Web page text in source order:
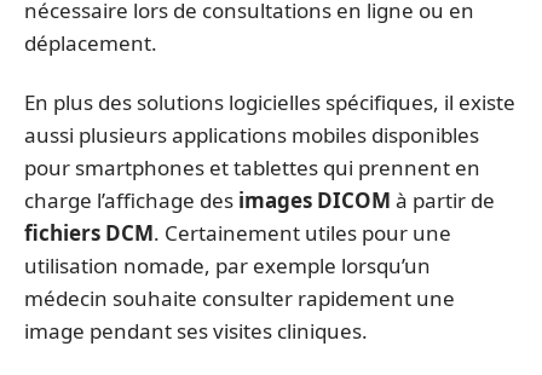
nécessaire lors de consultations en ligne ou en
déplacement.
En plus des solutions logicielles spécifiques, il existe
aussi plusieurs applications mobiles disponibles
pour smartphones et tablettes qui prennent en
charge l’affichage des images DICOM à partir de
fichiers DCM. Certainement utiles pour une
utilisation nomade, par exemple lorsqu’un
médecin souhaite consulter rapidement une
image pendant ses visites cliniques.